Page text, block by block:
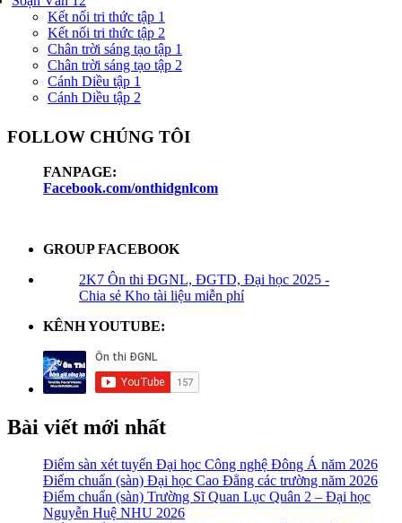
Kết nối tri thức tập 1
Kết nối tri thức tập 2
Chân trời sáng tạo tập 1
Chân trời sáng tạo tập 2
Cánh Diều tập 1
Cánh Diều tập 2
FOLLOW CHÚNG TÔI
FANPAGE:
Facebook.com/onthidgnlcom
GROUP FACEBOOK
2K7 Ôn thi ĐGNL, ĐGTD, Đại học 2025 -
Chia sẻ Kho tài liệu miễn phí
KÊNH YOUTUBE:
Bài viết mới nhất
Điểm sàn xét tuyển Đại học Công nghệ Đông Á năm 2026
Điểm chuẩn (sàn) Đại học Cao Đẳng các trường năm 2026
Điểm chuẩn (sàn) Trường Sĩ Quan Lục Quân 2 – Đại học
Nguyễn Huệ NHU 2026